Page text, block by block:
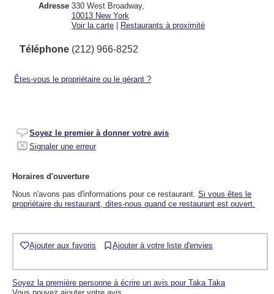
Adresse 330 West Broadway,
10013 New York
Voir la carte
Restaurants à proximité
Téléphone (212) 966-8252
Êtes-vous le propriétaire ou le gérant ?
Soyez le premier à donner votre avis
Signaler une erreur
Horaires d'ouverture
Nous n'avons pas d'informations pour ce restaurant. Si vous êtes le
propriétaire du restaurant, dites-nous quand ce restaurant est ouvert.
Ajouter aux favoris Ajouter à votre liste d'envies
Soyez la première personne à écrire un avis pour Taka Taka